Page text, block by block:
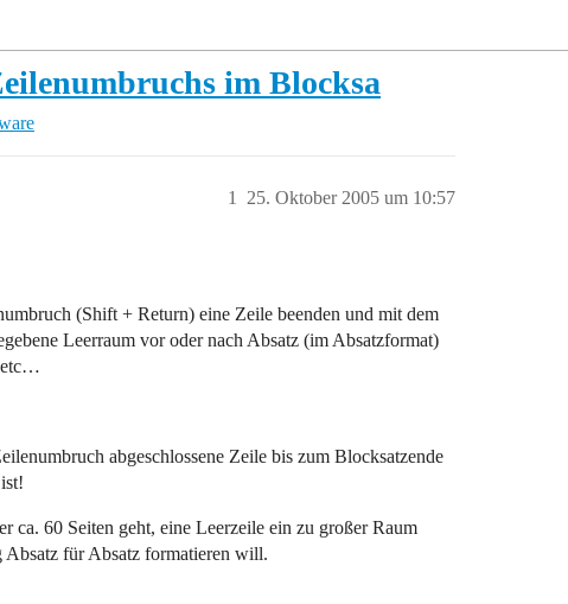
im Blocksa
25. Oktober 2005 um 10:57
1
(Shift + Return) eine Zeile beenden und mit dem
Leerraum vor oder nach Absatz (im Absatzformat)
etc…
abgeschlossene Zeile bis zum Blocksatzende
ca. 60 Seiten geht, eine Leerzeile ein zu großer Raum
Absatz für Absatz formatieren will.